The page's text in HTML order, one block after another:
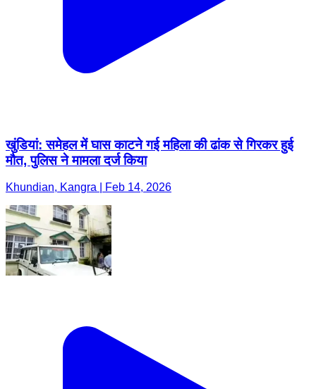
खुंडियां: समेहल में घास काटने गई महिला की ढांक से गिरकर हुई
मौत, पुलिस ने मामला दर्ज किया
Khundian, Kangra | Feb 14, 2026